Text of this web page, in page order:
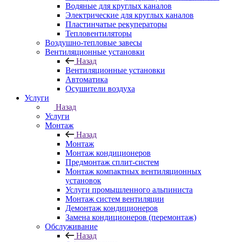
Водяные для круглых каналов
Электрические для круглых каналов
Пластинчатые рекуператоры
Тепловентиляторы
Воздушно-тепловые завесы
Вентиляционные установки
Назад
Вентиляционные установки
Автоматика
Осушители воздуха
Услуги
Назад
Услуги
Монтаж
Назад
Монтаж
Монтаж кондиционеров
Предмонтаж сплит-систем
Монтаж компактных вентиляционных
установок
Услуги промышленного альпиниста
Монтаж систем вентиляции
Демонтаж кондиционеров
Замена кондиционеров (перемонтаж)
Обслуживание
Назад